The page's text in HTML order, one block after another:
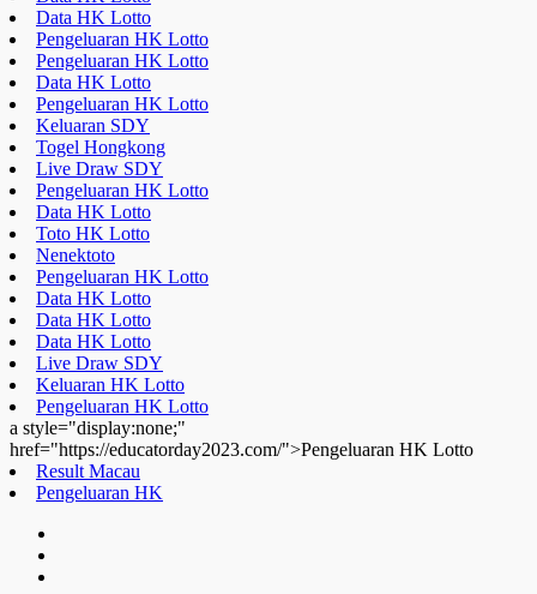
Data HK Lotto
Pengeluaran HK Lotto
Pengeluaran HK Lotto
Data HK Lotto
Pengeluaran HK Lotto
Keluaran SDY
Togel Hongkong
Live Draw SDY
Pengeluaran HK Lotto
Data HK Lotto
Toto HK Lotto
Nenektoto
Pengeluaran HK Lotto
Data HK Lotto
Data HK Lotto
Data HK Lotto
Live Draw SDY
Keluaran HK Lotto
Pengeluaran HK Lotto
a style="display:none;"
href="https://educatorday2023.com/">Pengeluaran HK Lotto
Result Macau
Pengeluaran HK